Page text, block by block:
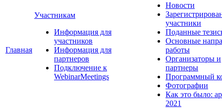
Главная
Участникам
Информация для
участников
Информация для
партнеров
Подключение к
WebinarMeetings
Новости
участники
Поданные
Основные
работы
Организаторы и
партнеры
Программный
Фотографии
Как это было:
2021